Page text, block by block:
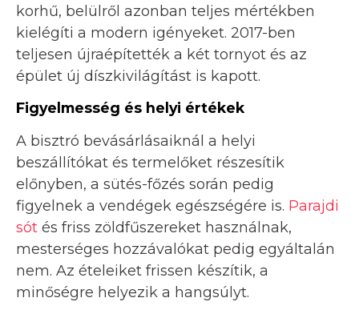
korhű, belülről azonban teljes mértékben
kielégíti a modern igényeket. 2017-ben
teljesen újraépítették a két tornyot és az
épület új díszkivilágítást is kapott.
Figyelmesség és helyi értékek
A bisztró bevásárlásaiknál a helyi
beszállítókat és termelőket részesítik
előnyben, a sütés-főzés során pedig
figyelnek a vendégek egészségére is. Parajdi
sót és friss zöldfűszereket használnak,
mesterséges hozzávalókat pedig egyáltalán
nem. Az ételeiket frissen készítik, a
minőségre helyezik a hangsúlyt.